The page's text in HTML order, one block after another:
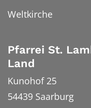
Weltkirche
Pfarrei St.
Land
Kunohof 25
54439 Saarburg